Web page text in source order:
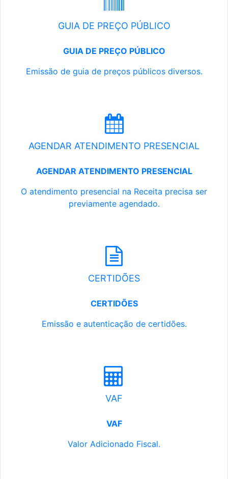
GUIA DE PREÇO PÚBLICO
GUIA DE PREÇO PÚBLICO
Emissão de guia de preços públicos diversos.
AGENDAR ATENDIMENTO PRESENCIAL
AGENDAR ATENDIMENTO PRESENCIAL
O atendimento presencial na Receita precisa ser
previamente agendado.
CERTIDÕES
CERTIDÕES
Emissão e autenticação de certidões.
VAF
VAF
Valor Adicionado Fiscal.